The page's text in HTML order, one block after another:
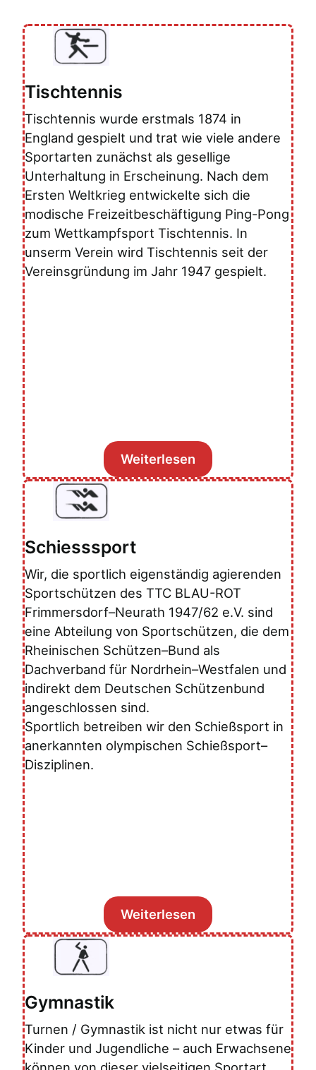
Tischtennis
Tischtennis wurde erstmals 1874 in
England gespielt und trat wie viele andere
Sportarten zunächst als gesellige
Unterhaltung in Erscheinung. Nach dem
Ersten Weltkrieg entwickelte sich die
modische Freizeitbeschäftigung Ping-Pong
zum Wettkampfsport Tischtennis. In
unserm Verein wird Tischtennis seit der
Vereinsgründung im Jahr 1947 gespielt.
Weiterlesen
Schiesssport
Wir, die sportlich eigenständig agierenden
Sportschützen des TTC BLAU-ROT
Frimmersdorf–Neurath 1947/62 e.V. sind
eine Abteilung von Sportschützen, die dem
Rheinischen Schützen–Bund als
Dachverband für Nordrhein–Westfalen und
indirekt dem Deutschen Schützenbund
angeschlossen sind.
Sportlich betreiben wir den Schießsport in
anerkannten olympischen Schießsport–
Disziplinen.
Weiterlesen
Gymnastik
Turnen / Gymnastik ist nicht nur etwas für
Kinder und Jugendliche – auch Erwachsene